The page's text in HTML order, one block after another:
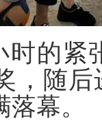
时的紧
，随
幕。